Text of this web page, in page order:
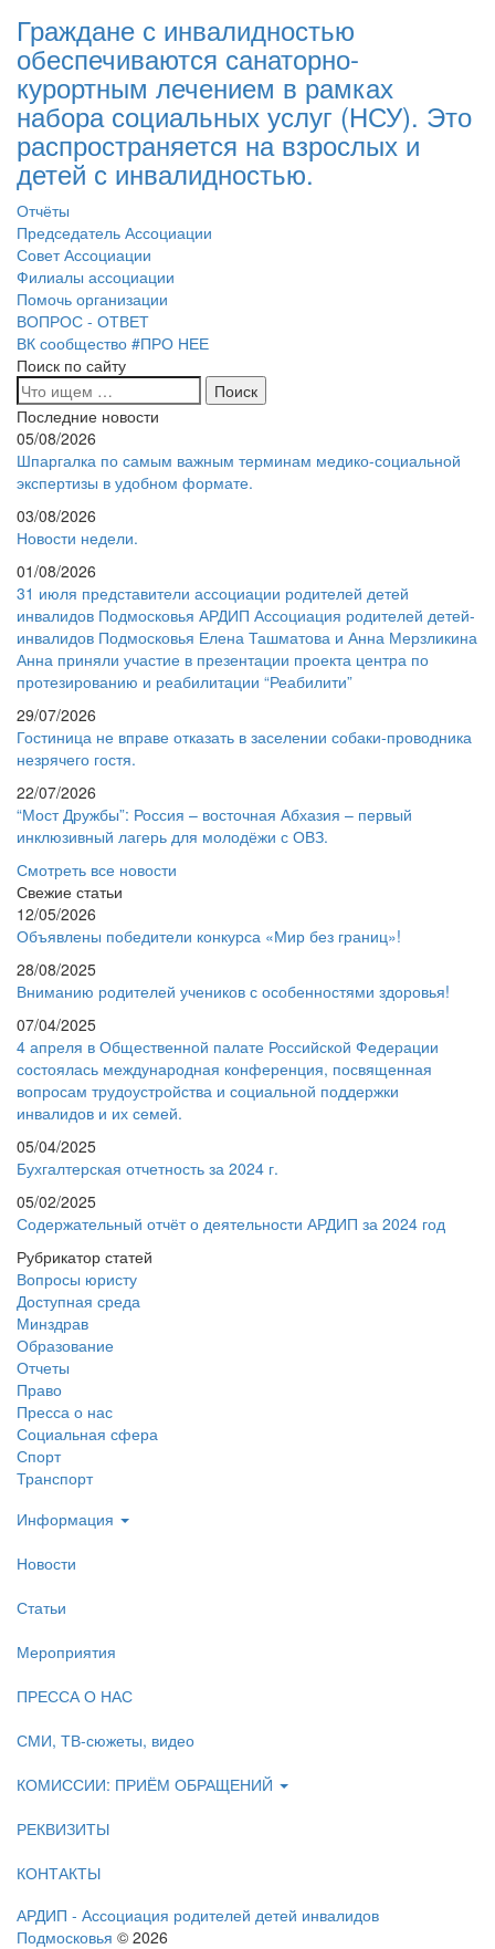
Граждане с инвалидностью
обеспечиваются санаторно-
курортным лечением в рамках
набора социальных услуг (НСУ). Это
распространяется на взрослых и
детей с инвалидностью.
Отчёты
Председатель Ассоциации
Совет Ассоциации
Филиалы ассоциации
Помочь организации
ВОПРОС - ОТВЕТ
ВК сообщество #ПРО НЕЕ
Поиск по сайту
Последние новости
05/08/2026
Шпаргалка по самым важным терминам медико-социальной
экспертизы в удобном формате.
03/08/2026
Новости недели.
01/08/2026
31 июля представители ассоциации родителей детей
инвалидов Подмосковья АРДИП Ассоциация родителей детей-
инвалидов Подмосковья Елена Ташматова и Анна Мерзликина
Анна приняли участие в презентации проекта центра по
протезированию и реабилитации “Реабилити”
29/07/2026
Гостиница не вправе отказать в заселении собаки-проводника
незрячего гостя.
22/07/2026
“Мост Дружбы”: Россия – восточная Абхазия – первый
инклюзивный лагерь для молодёжи с ОВЗ.
Смотреть все новости
Свежие статьи
12/05/2026
Объявлены победители конкурса «Мир без границ»!
28/08/2025
Вниманию родителей учеников с особенностями здоровья!
07/04/2025
4 апреля в Общественной палате Российской Федерации
состоялась международная конференция, посвященная
вопросам трудоустройства и социальной поддержки
инвалидов и их семей.
05/04/2025
Бухгалтерская отчетность за 2024 г.
05/02/2025
Содержательный отчёт о деятельности АРДИП за 2024 год
Рубрикатор статей
Вопросы юристу
Доступная среда
Минздрав
Образование
Отчеты
Право
Пресса о нас
Социальная сфера
Спорт
Транспорт
Информация
Новости
Статьи
Мероприятия
ПРЕССА О НАС
СМИ, ТВ-сюжеты, видео
КОМИССИИ: ПРИЁМ ОБРАЩЕНИЙ
РЕКВИЗИТЫ
КОНТАКТЫ
АРДИП - Ассоциация родителей детей инвалидов
Подмосковья © 2026